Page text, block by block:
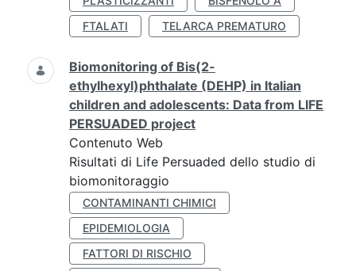
FTALATI
TELARCA PREMATURO
Biomonitoring of Bis(2-
ethylhexyl)phthalate (DEHP) in Italian
children and adolescents: Data from LIFE
PERSUADED project
Contenuto Web
Risultati di Life Persuaded dello studio di
biomonitoraggio
CONTAMINANTI CHIMICI
EPIDEMIOLOGIA
FATTORI DI RISCHIO